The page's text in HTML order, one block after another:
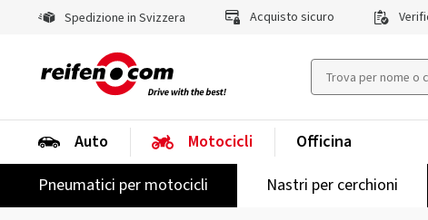
Spedizione in Svizzera Acquisto sicuro
Auto
Motocicli
Pneumatici per motocicli
Nastri per cerchioni
Officina